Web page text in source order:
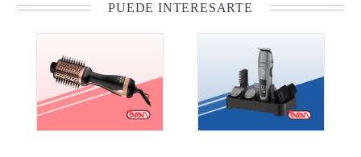
PUEDE INTERESARTE